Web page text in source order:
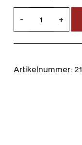
n
- +
Artikelnummer: